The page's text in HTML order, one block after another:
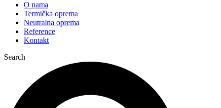
O nama
Termička oprema
Neutralna oprema
Reference
Kontakt
Search